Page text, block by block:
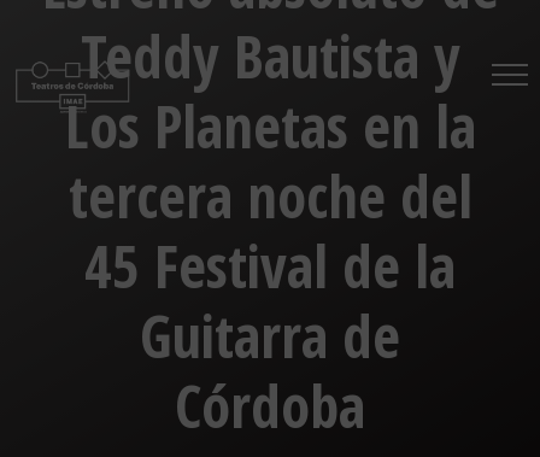
Teddy Bautista y
Los Planetas en la
tercera noche del
45 Festival de la
Guitarra de
Córdoba